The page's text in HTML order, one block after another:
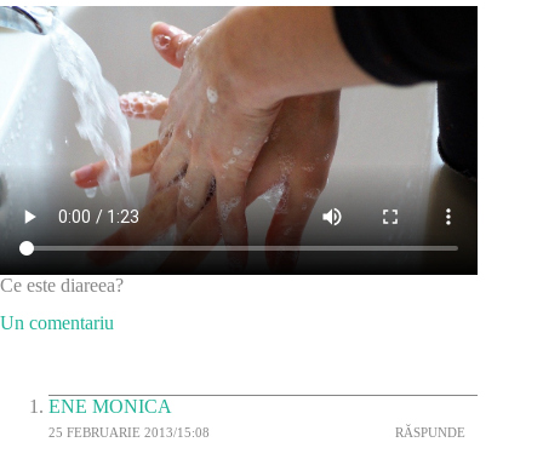
Ce este diareea?
Un comentariu
ENE MONICA
25 FEBRUARIE 2013/15:08 RĂSPUNDE